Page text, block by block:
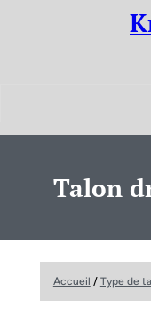
h
Talon
Accueil / Type de